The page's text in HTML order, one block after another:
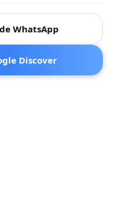
WhatsApp
Discover